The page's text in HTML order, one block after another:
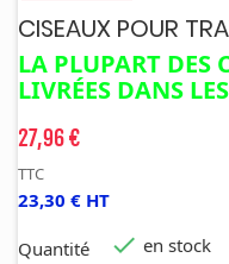
CISEAUX POUR
LA PLUPART DES
LIVRÉES DANS
27,96 €
TTC
23,30 € HT
Quantité  en stock